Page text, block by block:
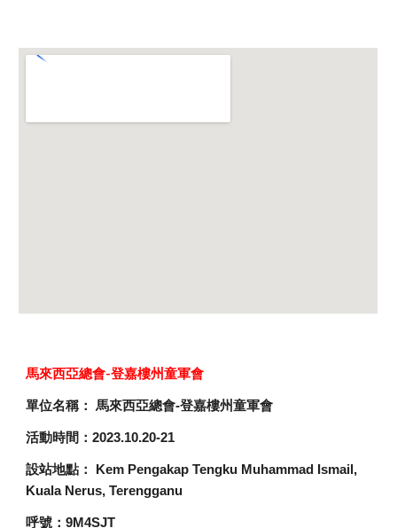
馬來西亞總會-登嘉樓州童軍會
單位名稱： 馬來西亞總會-登嘉樓州童軍會
活動時間：2023.10.20-21
設站地點： Kem Pengakap Tengku Muhammad Ismail,
Kuala Nerus, Terengganu
呼號：9M4SJT